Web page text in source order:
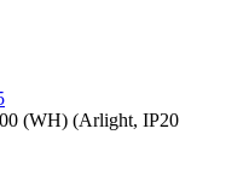
(WH) (Arlight, IP20